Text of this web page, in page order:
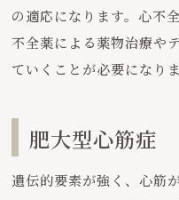
の適応になります。心不
不全薬による薬物治療や
ていくことが必要になりま
肥大型心筋症
遺伝的要素が強く、心筋